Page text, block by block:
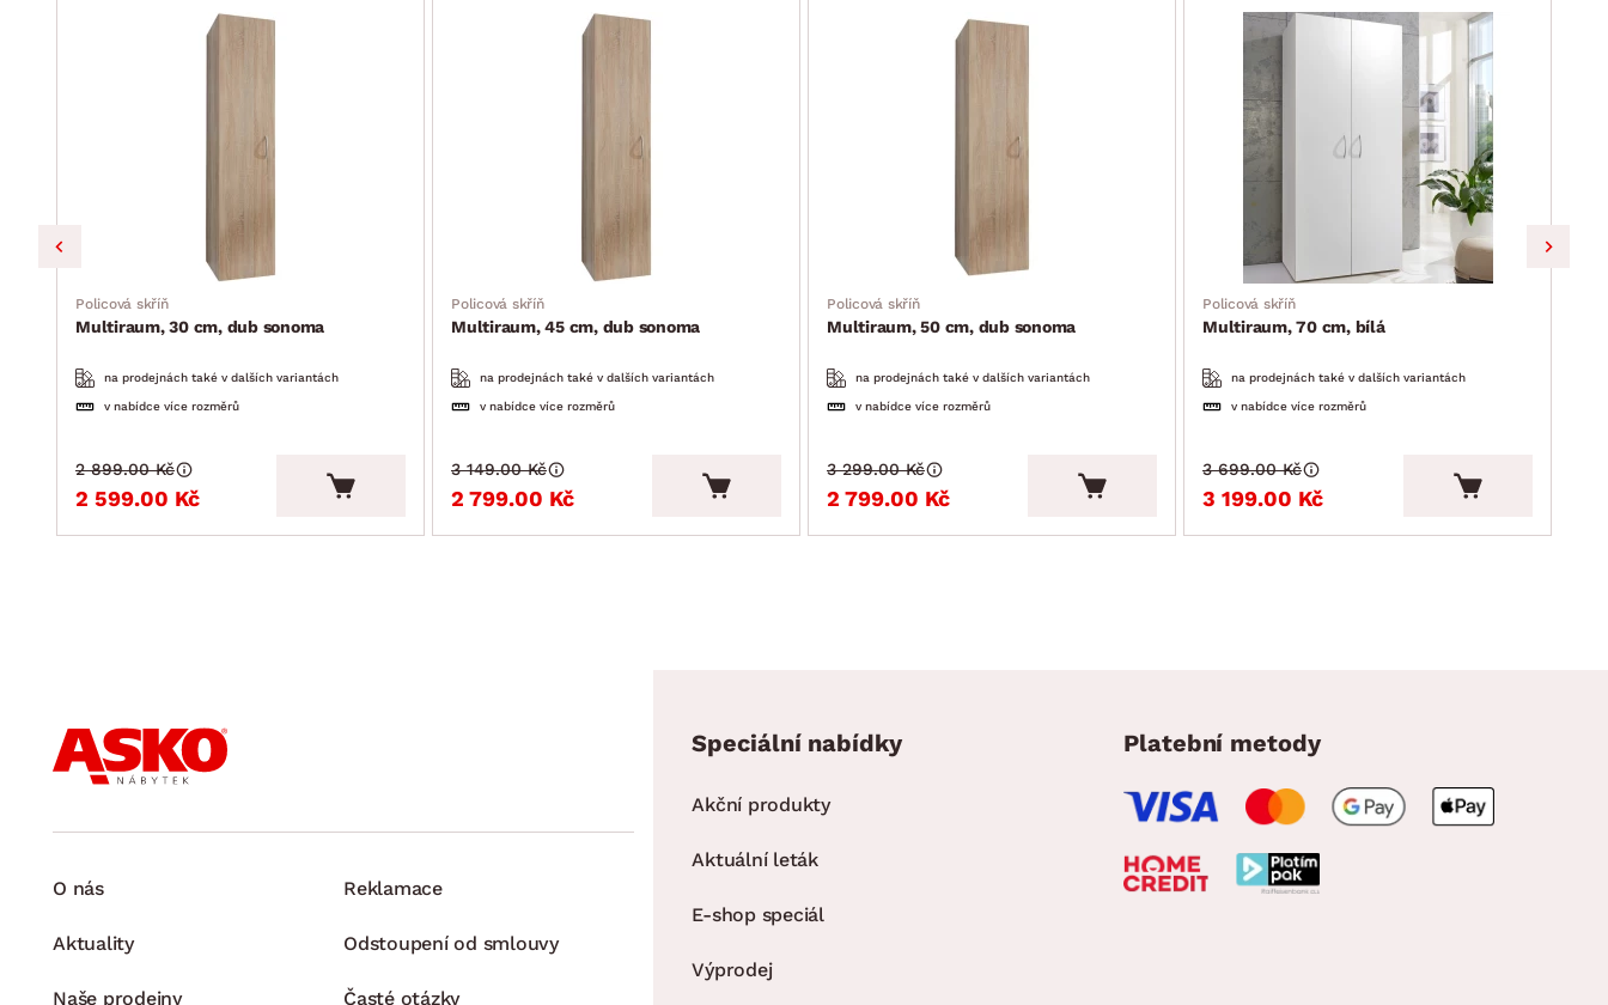
Policová skříň
Multiraum, 30 cm, dub sonoma
na prodejnách také v dalších variantách
v nabídce více rozměrů
2 599.00 Kč
2 899.00 Kč
Policová skříň
Multiraum, 45 cm, dub sonoma
na prodejnách také v dalších variantách
v nabídce více rozměrů
2 799.00 Kč
3 149.00 Kč
Policová skříň
Multiraum, 50 cm, dub sonoma
na prodejnách také v dalších variantách
v nabídce více rozměrů
2 799.00 Kč
3 299.00 Kč
Policová skříň
Multiraum, 70 cm, bílá
na prodejnách také v dalších variantách
v nabídce více rozměrů
3 199.00 Kč
3 699.00 Kč
O nás
Aktuality
Naše prodejny
Reklamace
Odstoupení od smlouvy
Časté otázky
Speciální nabídky
Akční produkty
Aktuální leták
E-shop speciál
Výprodej
Platební metody